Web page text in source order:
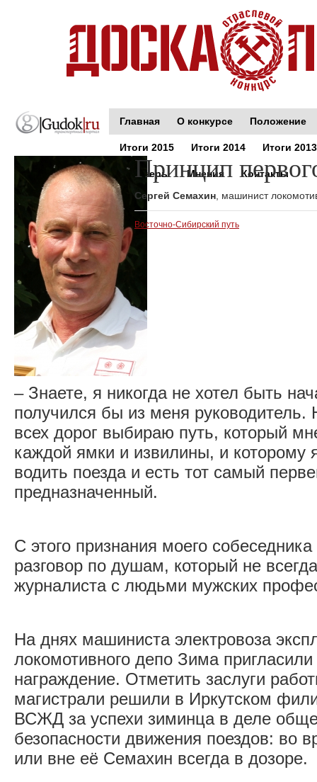
Главная О конкурсе Положение
Итоги 2015 Итоги 2014 Итоги 2013
Партнеры Мнения Контакты
Принцип
Сергей Семахин , машинист
Восточно-Сибирский путь
– Знаете, я никогда не хотел быть
получился бы из меня руководитель.
всех дорог выбираю путь, который
каждой ямки и извилины, и
водить поезда и есть тот самый
предназначенный.
С этого признания моего
разговор по душам, который не
журналиста с людьми мужских
На днях машиниста электровоза
локомотивного депо Зима
награждение. Отметить заслуги
магистрали решили в Иркутском
ВСЖД за успехи зиминца в деле
безопасности движения поездов: во
или вне её Семахин всегда в дозоре.